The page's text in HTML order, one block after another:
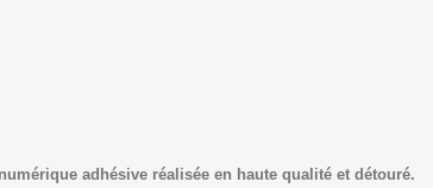
adhésive réalisée en haute qualité et détouré.